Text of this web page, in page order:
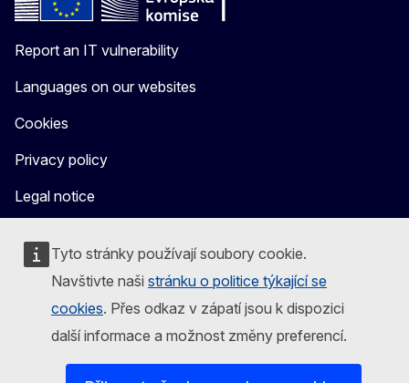
Tyto stránky používají soubory cookie.
Navštivte naši stránku o politice týkající se
cookies. Přes odkaz v zápatí jsou k dispozici
další informace a možnost změny preferencí.
Report an IT vulnerability
Languages on our websites
Cookies
Privacy policy
Legal notice